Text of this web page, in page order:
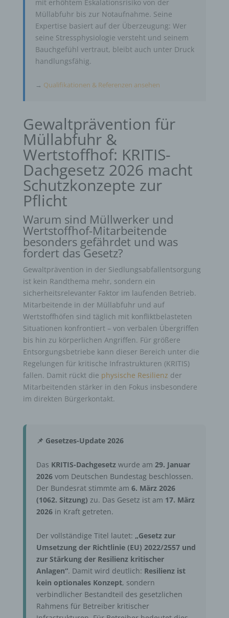
mit erhöhtem Eskalationsrisiko von der
Müllabfuhr bis zur Notaufnahme. Seine
Expertise basiert auf der Überzeugung: Wer
seine Stressphysiologie versteht und seinem
Bauchgefühl vertraut, bleibt auch unter Druck
handlungsfähig.
→ Qualifikationen & Referenzen ansehen
Gewaltprävention für
Müllabfuhr &
Wertstoffhof: KRITIS-
Dachgesetz 2026 macht
Schutzkonzepte zur
Pflicht
Warum sind Müllwerker und
Wertstoffhof-Mitarbeitende
besonders gefährdet und was
fordert das Gesetz?
Gewaltprävention in der Siedlungsabfallentsorgung
ist kein Randthema mehr, sondern ein
sicherheitsrelevanter Faktor im laufenden Betrieb.
Mitarbeitende in der Müllabfuhr und auf
Wertstoffhöfen sind täglich mit konfliktbelasteten
Situationen konfrontiert – von verbalen Übergriffen
bis hin zu körperlichen Angriffen. Für größere
Entsorgungsbetriebe kann dieser Bereich unter die
Regelungen für kritische Infrastrukturen (KRITIS)
fallen. Damit rückt die physische Resilienz der
Mitarbeitenden stärker in den Fokus insbesondere
im direkten Bürgerkontakt.
📌 Gesetzes-Update 2026
Das KRITIS-Dachgesetzwurde am 29. Januar
2026vom Deutschen Bundestag beschlossen.
Der Bundesrat stimmte am 6. März 2026
(1062. Sitzung) zu. Das Gesetz ist am 17. März
2026in Kraft getreten.
Der vollständige Titel lautet: „Gesetz zur
Umsetzung der Richtlinie (EU) 2022/2557 und
zur Stärkung der Resilienz kritischer
Anlagen“. Damit wird deutlich: Resilienz ist
kein optionales Konzept, sondern
verbindlicher Bestandteil des gesetzlichen
Rahmens für Betreiber kritischer